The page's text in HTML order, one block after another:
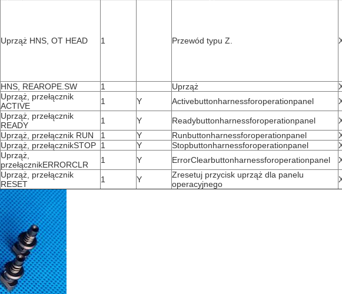
Uprząż HNS, OT HEAD 1 Przewód typu Z.
HNS, REAROPE.SW 1 Uprząż
Uprząż, przełącznik
ACTIVE
1 Y Activebuttonharnessforoperationpanel
Uprząż, przełącznik
READY
1 Y Readybuttonharnessforoperationpanel
Uprząż, przełącznik RUN 1 Y Runbuttonharnessforoperationpanel
Uprząż, przełącznikSTOP 1 Y Stopbuttonharnessforoperationpanel
Uprząż,
przełącznikERRORCLR
1 Y ErrorClearbuttonharnessforoperationpanel
Uprząż, przełącznik
RESET
1 Y
Zresetuj przycisk uprząż dla panelu
operacyjnego